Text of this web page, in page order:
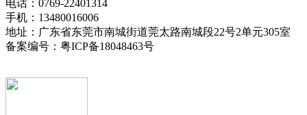
电话：0769-22401314
手机：13480016006
地址：广东省东莞市南城街道莞太路南城段22号2单元305室
备案编号：粤ICP备18048463号